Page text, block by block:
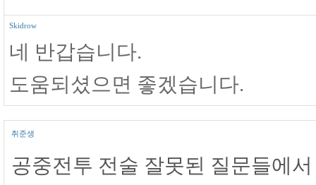
Skidrow
네 반갑습니다.
도움되셨으면 좋겠습니다.
취준생
공중전투 전술 잘못된 질문들에서